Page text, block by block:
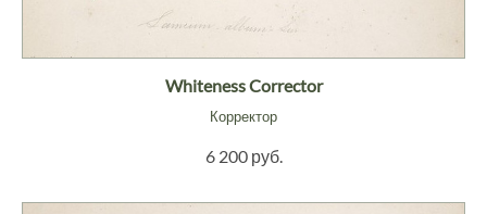
Whiteness Corrector
Корректор
6 200 руб.